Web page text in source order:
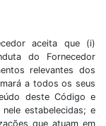
aceita que (i)
do Fornecedor
relevantes dos
a todos os seus
deste Código e
estabelecidas; e
que atuam em